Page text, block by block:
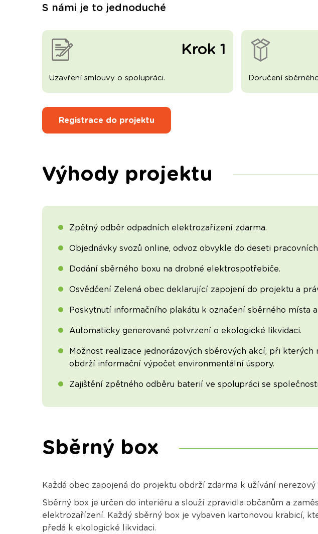
S námi je to jednoduché
Krok 1
Uzavření smlouvy o spolupráci. Doručení
Registrace do projektu
Výhody projektu
Zpětný odběr odpadních elektrozařízení zdarma.
Objednávky svozů online, odvoz obvykle do deseti
Dodání sběrného boxu na drobné elektrospotřebiče.
Osvědčení Zelená obec deklarující zapojení do projektu a
Poskytnutí informačního plakátu k označení sběrného místa
Automaticky generované potvrzení o ekologické likvidaci.
Možnost realizace jednorázových sběrových akcí, při
obdrží informační výpočet environmentální úspory.
Zajištění zpětného odběru baterií ve spolupráci se
Sběrný box
Každá obec zapojená do projektu obdrží zdarma k užívání
Sběrný box je určen do interiéru a slouží zpravidla občanům a
elektrozařízení. Každý sběrný box je vybaven kartonovou krabicí,
předá k ekologické likvidaci.